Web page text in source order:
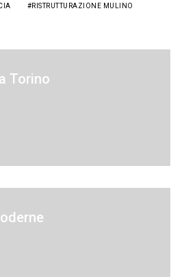
RISTRUTTURAZIONE MULINO
Torino